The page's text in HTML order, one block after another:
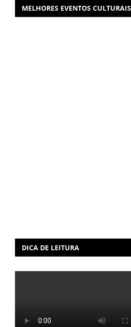
MELHORES EVENTOS CULTURAIS
DICA DE LEITURA